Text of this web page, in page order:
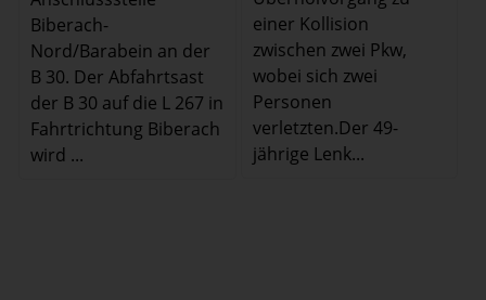
Biberach-
Nord/Barabein an der
B 30. Der Abfahrtsast
der B 30 auf die L 267 in
Fahrtrichtung Biberach
wird ...
einer Kollision
zwischen zwei Pkw,
wobei sich zwei
Personen
verletzten.Der 49-
jährige Lenk...